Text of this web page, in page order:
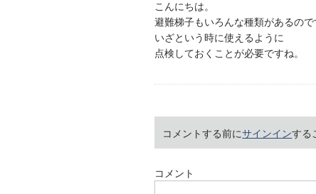
こんにちは。
避難梯子もいろんな種類があるので
いざという時に使えるように
点検しておくことが必要ですね。
コメントする前にサインインする
コメント